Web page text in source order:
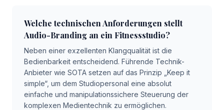
Welche technischen Anforderungen stellt
Audio-Branding an ein Fitnessstudio?
Neben einer exzellenten Klangqualität ist die
Bedienbarkeit entscheidend. Führende Technik-
Anbieter wie SOTA setzen auf das Prinzip „Keep it
simple“, um dem Studiopersonal eine absolut
einfache und manipulationssichere Steuerung der
komplexen Medientechnik zu ermöglichen.